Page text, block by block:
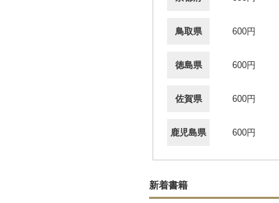
鳥取県 600円
徳島県 600円
佐賀県 600円
鹿児島県 600円
新着書籍